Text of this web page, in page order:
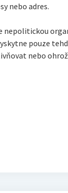
nebo adres.
nepolitickou
pouze
nebo